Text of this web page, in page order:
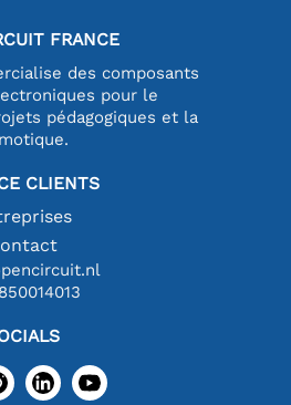
FRANCE
des composants
pour le
pédagogiques et la
CLIENTS